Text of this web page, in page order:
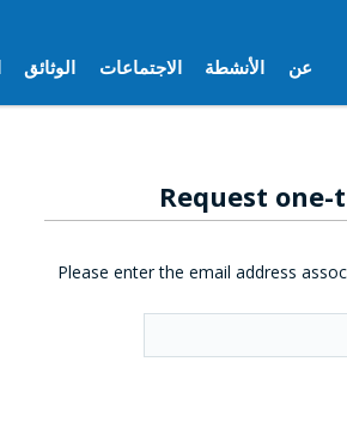
عن الأنشطة الاجتماعات الوثائق
Request
Please enter the email address